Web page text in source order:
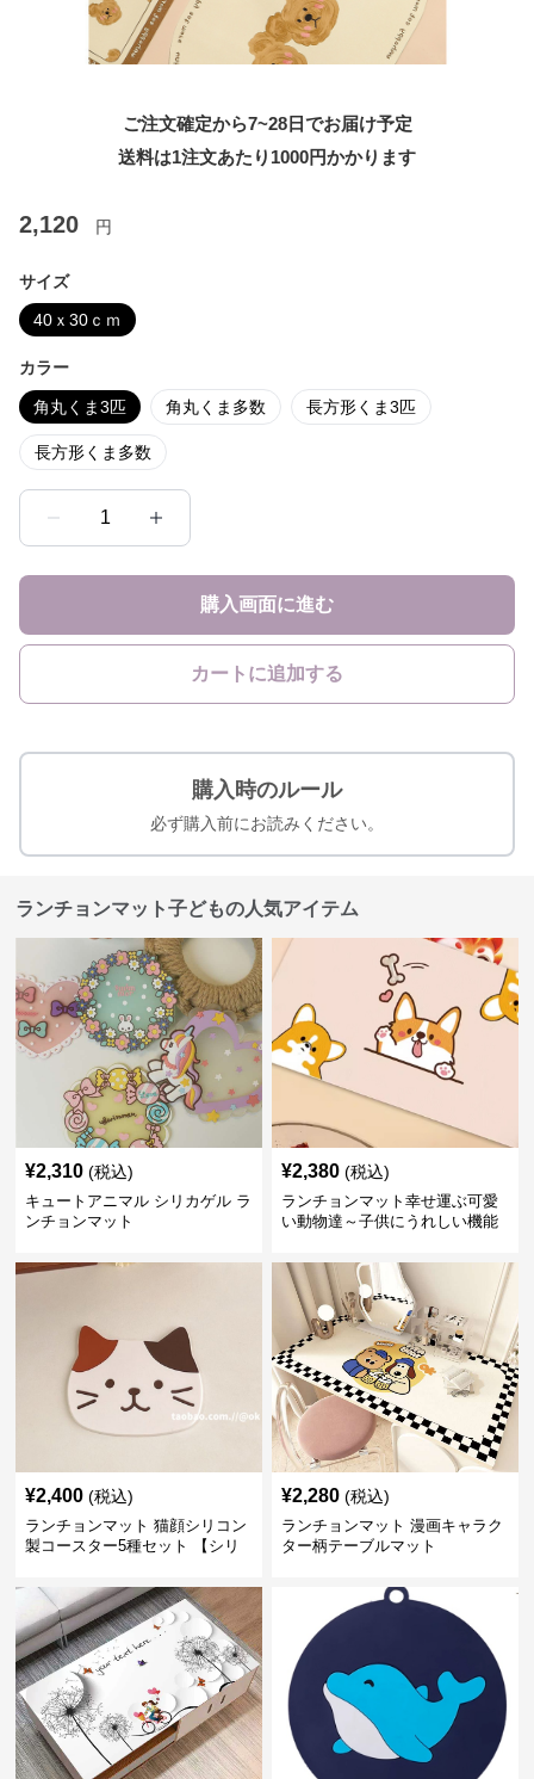
ご注文確定から7~28日でお届け予定
送料は1注文あたり 1000円かかります
2,120 円
サイズ
40ｘ30ｃｍ
カラー
角丸くま3匹 角丸くま多数 長方形くま3匹
長方形くま多数
1
購入画面に進む
カートに追加する
購入時のルール
必ず購入前にお読みください。
ランチョンマット子どもの人気アイテム
¥2,310 (税込)
キュートアニマル シリカゲル ラ
ンチョンマット
¥2,380 (税込)
ランチョンマット幸せ運ぶ可愛
い動物達～子供にうれしい機能
¥2,400 (税込)
ランチョンマット 猫顔シリコン
製コースター5種セット 【シリ
¥2,280 (税込)
ランチョンマット 漫画キャラク
ター柄テーブルマット